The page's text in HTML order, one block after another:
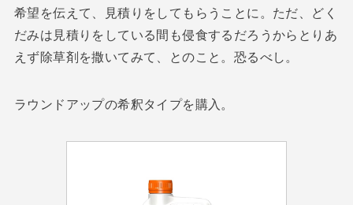
希望を伝えて、見積りをしてもらうことに。ただ、どく
だみは見積りをしている間も侵食するだろうからとりあ
えず除草剤を撒いてみて、とのこと。恐るべし。
ラウンドアップの希釈タイプを購入。